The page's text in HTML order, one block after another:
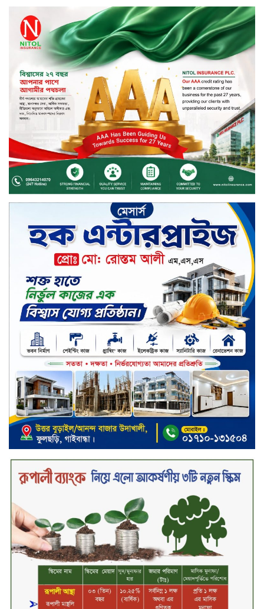
বিদায়ী সপ্তাহে দর পতনের শীর্ষে এস
আলম কোল্ড রোল্ড
বিদায়ী সপ্তাহে দর বৃদ্ধির শীর্ষে ফারইস্ট
ফাইন্যান্স
বিদায়ী সপ্তাহে লেনদেনের শীর্ষে শার্প
ইন্ডাস্ট্রিজ
চুয়াডাঙ্গায় বিএআরআই’র কৃষি গবেষণা
কেন্দ্র, মেহেরপুর এর আঞ্চলিক রিভিউ
কর্মশালা/২০২৫-২৬ অনুষ্ঠিত
মুসলিম নিকাহ রেজিস্ট্রার কল্যাণ
পরিষদের সম্মেলন অনুষ্ঠিত
দীর্ঘস্থায়ী ৭,৫০০ এমএএইচ ব্যাটারি
এবং শক্তিশালী গরিলা গ্লাস ৭আই সুরক্ষা
নিয়ে শাওমি উন্মোচন করল নতুন রেডমি
১৭
খালেদা জিয়ার গাড়ীতে হামলাকারী
রুবেলের গোত্রীয় সন্ত্রাসীদের গ্রেফতারের
দাবি
ক্যাশলেস বাংলাদেশ বিনির্মাণে
ইসলামী ব্যাংকের উদ্যোগে বাংলা
কিউআর নিয়ে বিশিষ্ট আলেমদের সঙ্গে
মতবিনিময় সভা অনুষ্ঠিত
‘শেখ হাসিনা ডিসেম্বরে ফিরলে গণহত্যার
দায় নিয়ে কারাগারে যাবেন,’ আইনমন্ত্রী
মধ্যরাতে শাহজালাল বিমানবন্দরের
বলাকা লাউঞ্জে অগ্নিকাণ্ড
নিরাপদ ও স্বল্পব্যয়ে ক্যাশলেস লেনদেন
গড়তে কাজ করছে বাংলাদেশ ব্যাংক:
গভর্নর